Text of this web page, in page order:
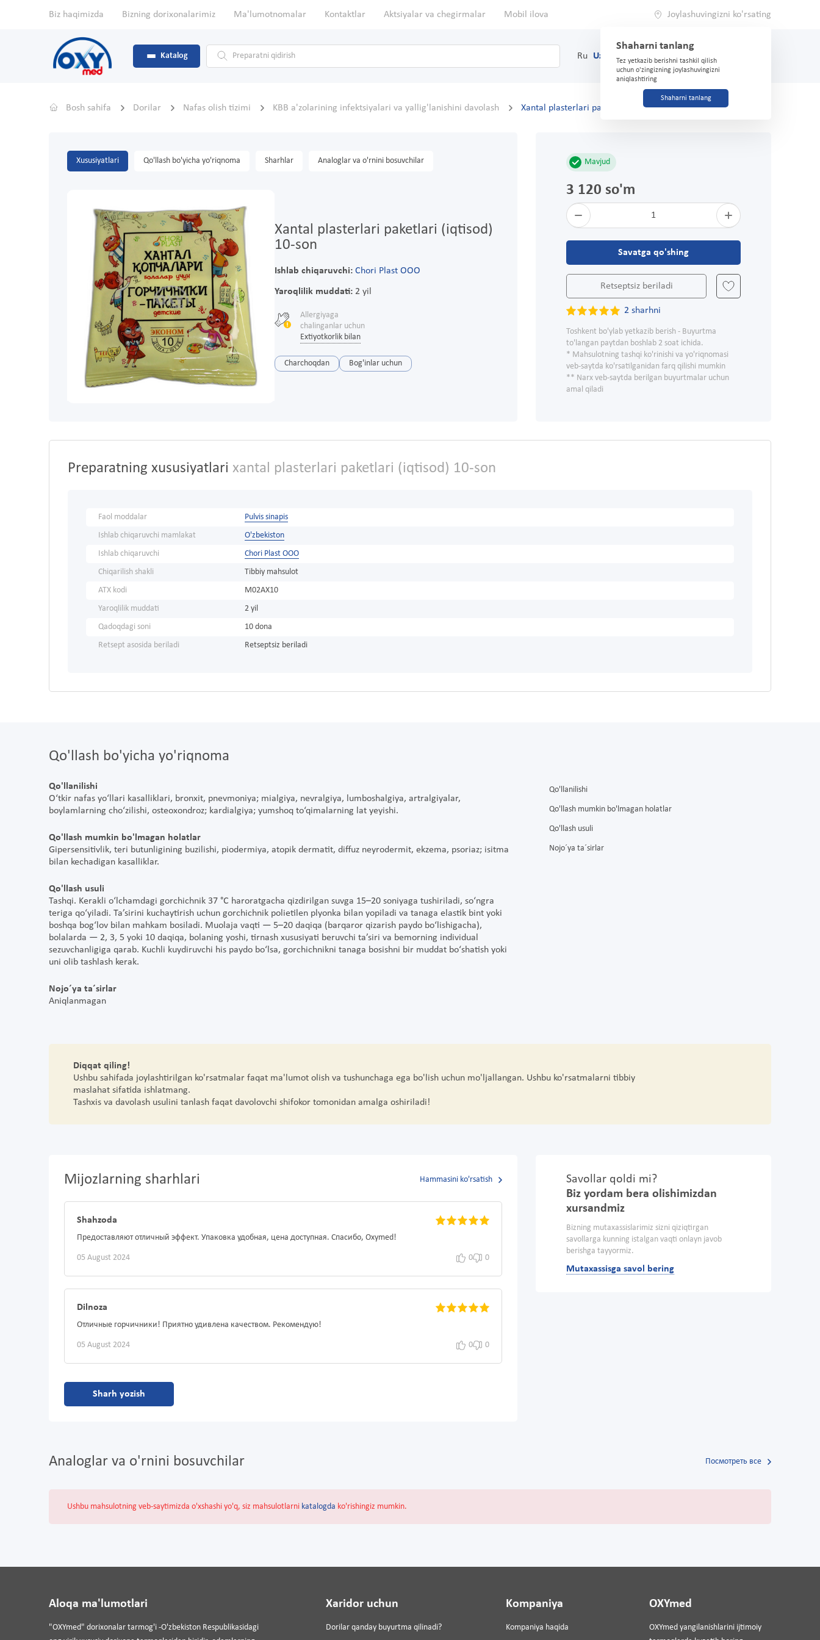
Biz haqimizda Bizning dorixonalarimiz Ma'lumotnomalar Kontaktlar Aktsiyalar va chegirmalar Mobil ilova Joylashuvingizni ko'rsating
Shaharni tanlang
Tez yetkazib berishni tashkil qilish
uchun o'zingizning joylashuvingizni
aniqlashtiring
Shaharni tanlang
Katalog Ru Uz (71) 200-03-03
Bosh sahifa Dorilar Nafas olish tizimi KBB a'zolarining infektsiyalari va yallig'lanishini davolash Xantal plasterlari paketlari (iqtisod) 10-son
Xususiyatlari Qo'llash bo'yicha yo'riqnoma Sharhlar Analoglar va o'rnini bosuvchilar
Xantal plasterlari paketlari (iqtisod)
10-son
Ishlab chiqaruvchi: Chori Plast OOO
Yaroqlilik muddati:2 yil
Allergiyaga
chalinganlar uchun
Extiyotkorlik bilan
Charchoqdan Bog'inlar uchun
Mavjud
3 120 so'm
1
Savatga qo'shing
Retseptsiz beriladi
2 sharhni
Toshkent bo'ylab yetkazib berish - Buyurtma
to'langan paytdan boshlab 2 soat ichida.
* Mahsulotning tashqi ko'rinishi va yo'riqnomasi
veb-saytda ko'rsatilganidan farq qilishi mumkin
** Narx veb-saytda berilgan buyurtmalar uchun
amal qiladi
Preparatning xususiyatlari xantal plasterlari paketlari (iqtisod) 10-son
Faol moddalar
Pulvis sinapis
Ishlab chiqaruvchi mamlakat
O'zbekiston
Ishlab chiqaruvchi
Chori Plast OOO
Chiqarilish shakli
Tibbiy mahsulot
ATX kodi
M02AX10
Yaroqlilik muddati
2 yil
Qadoqdagi soni
10 dona
Retsept asosida beriladi
Retseptsiz beriladi
Qo'llash bo'yicha yo'riqnoma
Qo'llanilishi
O‘tkir nafas yo‘llari kasalliklari, bronxit, pnevmoniya; mialgiya, nevralgiya, lumboshalgiya, artralgiyalar,
boylamlarning cho‘zilishi, osteoxondroz; kardialgiya; yumshoq to‘qimalarning lat yeyishi.
Qo'llash mumkin bo'lmagan holatlar
Gipersensitivlik, teri butunligining buzilishi, piodermiya, atopik dermatit, diffuz neyrodermit, ekzema, psoriaz; isitma
bilan kechadigan kasalliklar.
Qo'llash usuli
Tashqi. Kerakli o‘lchamdagi gorchichnik 37 °C haroratgacha qizdirilgan suvga 15–20 soniyaga tushiriladi, so‘ngra
teriga qo‘yiladi. Ta’sirini kuchaytirish uchun gorchichnik polietilen plyonka bilan yopiladi va tanaga elastik bint yoki
boshqa bog‘lov bilan mahkam bosiladi. Muolaja vaqti — 5–20 daqiqa (barqaror qizarish paydo bo‘lishigacha),
bolalarda — 2, 3, 5 yoki 10 daqiqa, bolaning yoshi, tirnash xususiyati beruvchi ta’siri va bemorning individual
sezuvchanligiga qarab. Kuchli kuydiruvchi his paydo bo‘lsa, gorchichnikni tanaga bosishni bir muddat bo‘shatish yoki
uni olib tashlash kerak.
Nojo´ya ta´sirlar
Aniqlanmagan
Qo'llanilishi
Qo'llash mumkin bo'lmagan holatlar
Qo'llash usuli
Nojo´ya ta´sirlar
Diqqat qiling!
Ushbu sahifada joylashtirilgan ko'rsatmalar faqat ma'lumot olish va tushunchaga ega bo'lish uchun mo'ljallangan. Ushbu ko'rsatmalarni tibbiy
maslahat sifatida ishlatmang.
Tashxis va davolash usulini tanlash faqat davolovchi shifokor tomonidan amalga oshiriladi!
Mijozlarning sharhlari Hammasini ko'rsatish
Shahzoda
Предоставляют отличный эффект. Упаковка удобная, цена доступная. Спасибо, Oxymed!
05 August 2024 0 0
Dilnoza
Отличные горчичники! Приятно удивлена качеством. Рекомендую!
05 August 2024 0 0
Sharh yozish
Savollar qoldi mi?
Biz yordam bera olishimizdan
xursandmiz
Bizning mutaxassislarimiz sizni qiziqtirgan
savollarga kunning istalgan vaqti onlayn javob
berishga tayyormiz.
Mutaxassisga savol bering
Analoglar va o'rnini bosuvchilar Посмотреть все
Ushbu mahsulotning veb-saytimizda o'xshashi yo'q, siz mahsulotlarni katalogda ko'rishingiz mumkin.
Aloqa ma'lumotlari
"OXYmed" dorixonalar tarmog'i -O'zbekiston Respublikasidagi
Xaridor uchun
Dorilar qanday buyurtma qilinadi?
Kompaniya
Kompaniya haqida
OXYmed
OXYmed yangilanishlarini ijtimoiy